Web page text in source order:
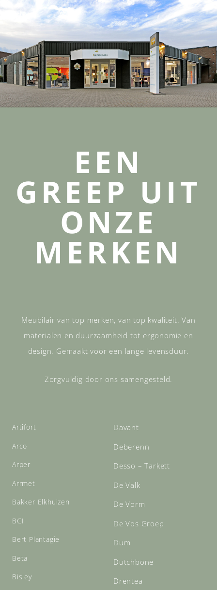
EEN
GREEP UIT
ONZE
MERKEN
Meubilair van top merken, van top kwaliteit. Van
materialen en duurzaamheid tot ergonomie en
design. Gemaakt voor een lange levensduur.
Zorgvuldig door ons samengesteld.
Artifort
Arco
Arper
Arrmet
Bakker Elkhuizen
BCI
Bert Plantagie
Beta
Bisley
Davant
Deberenn
Desso – Tarkett
De Valk
De Vorm
De Vos Groep
Dum
Dutchbone
Drentea